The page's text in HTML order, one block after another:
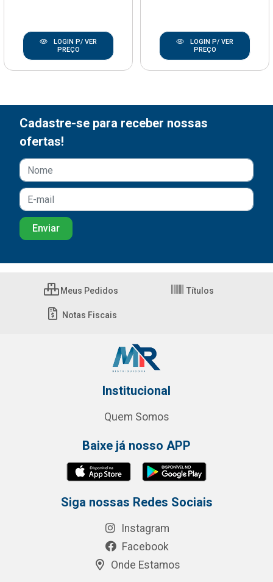
LOGIN P/ VER
PREÇO
LOGIN P/ VER
PREÇO
Cadastre-se para receber nossas
ofertas!
Meus Pedidos Títulos
Notas Fiscais
Institucional
Quem Somos
Baixe já nosso APP
Siga nossas Redes Sociais
Instagram
Facebook
Onde Estamos